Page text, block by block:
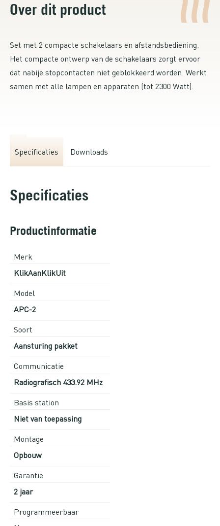
Over dit product
Set met 2 compacte schakelaars en afstandsbediening.
Het compacte ontwerp van de schakelaars zorgt ervoor
dat nabije stopcontacten niet geblokkeerd worden. Werkt
samen met alle lampen en apparaten (tot 2300 Watt).
Specificaties Downloads
Specificaties
Productinformatie
Merk
KlikAanKlikUit
Model
APC-2
Soort
Aansturing pakket
Communicatie
Radiografisch 433.92 MHz
Basis station
Niet van toepassing
Montage
Opbouw
Garantie
2 jaar
Programmeerbaar